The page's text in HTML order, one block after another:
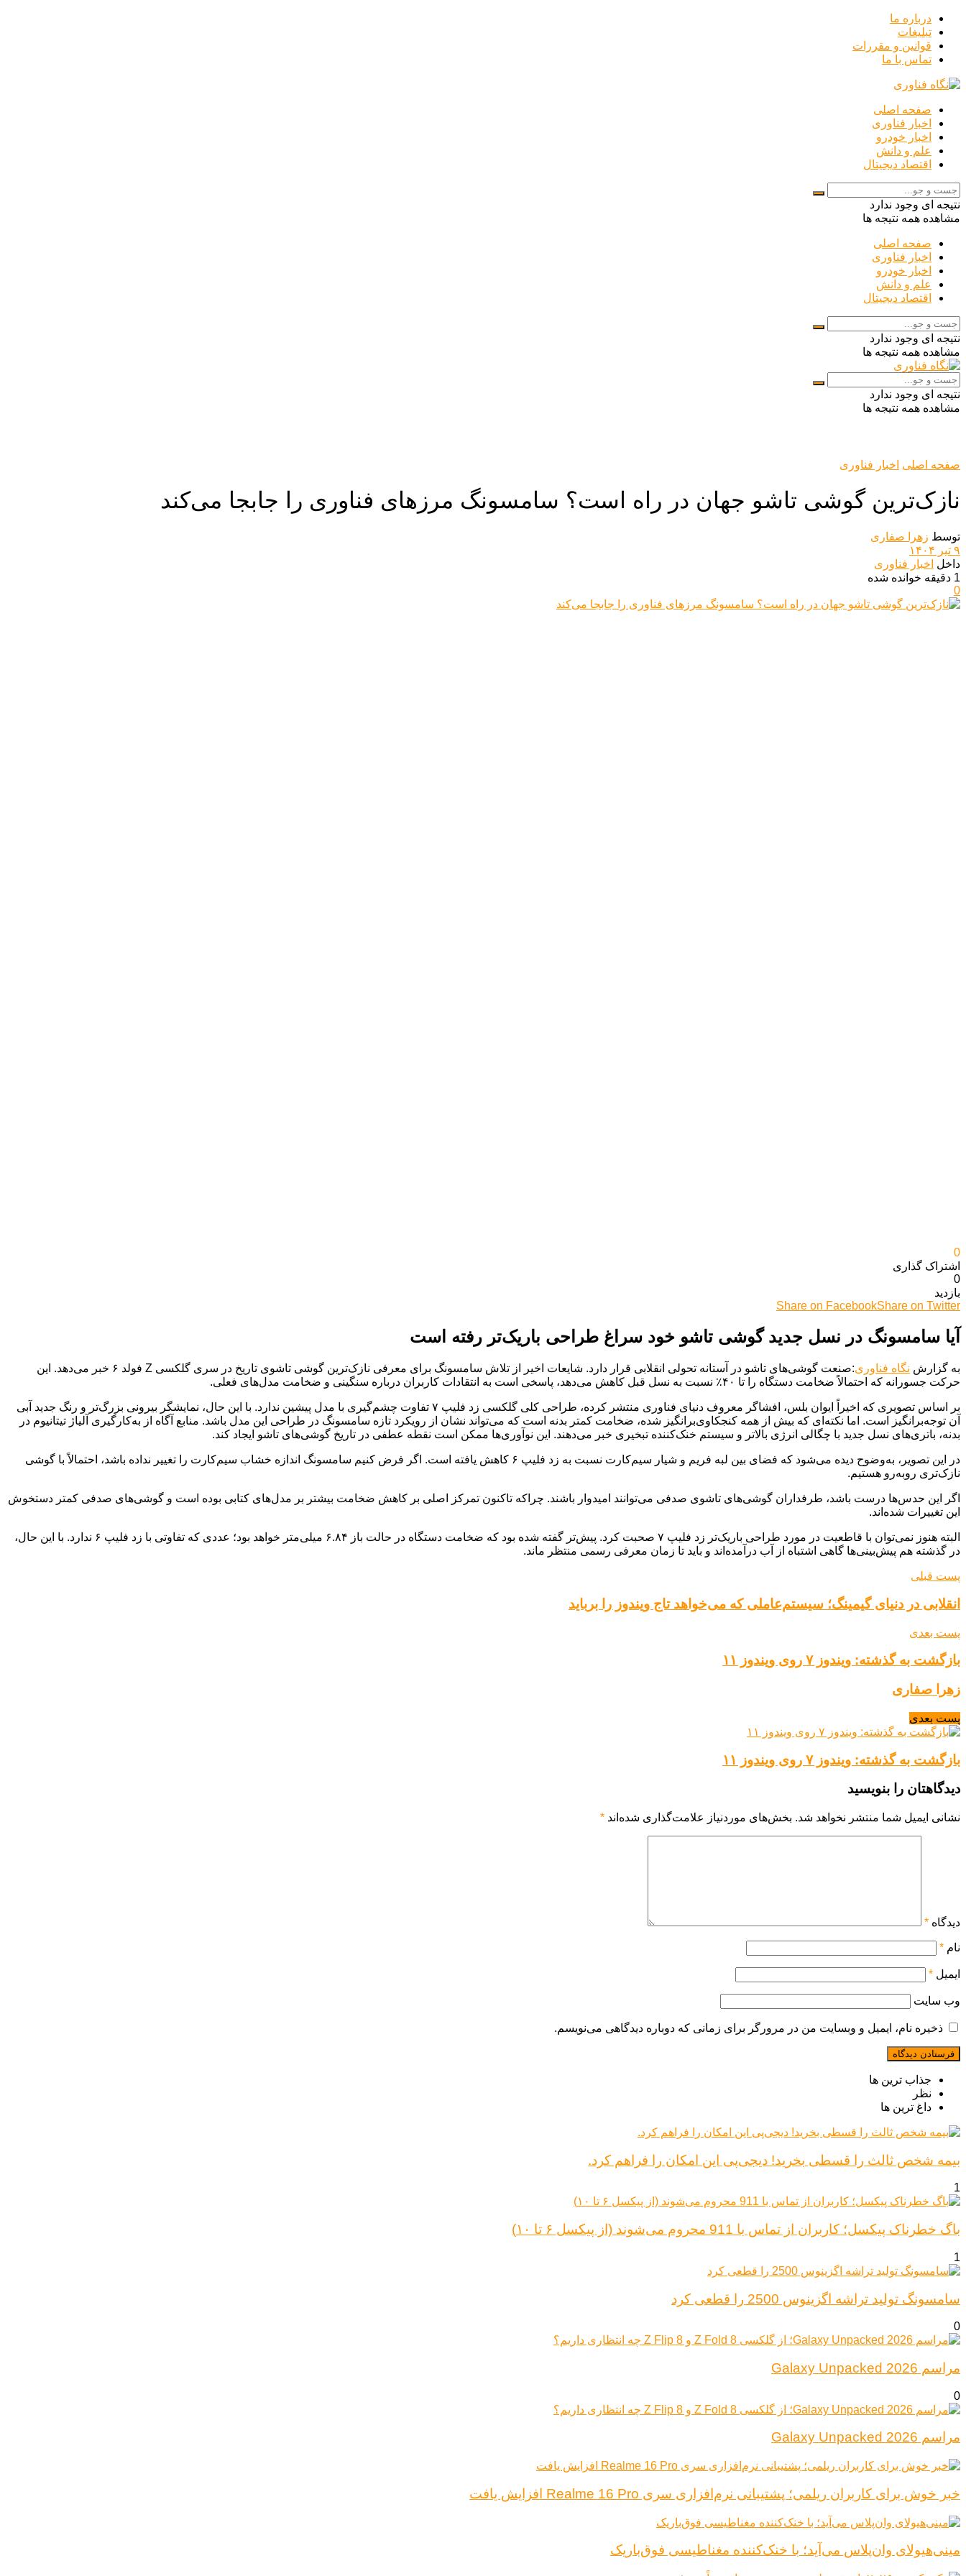
درباره ما
تبلیغات
قوانین و مقررات
تماس با ما
صفحه اصلی
اخبار فناوری
اخبار خودرو
علم و دانش
اقتصاد دیجیتال
نتیجه ای وجود ندارد
مشاهده همه نتیجه ها
صفحه اصلی
اخبار فناوری
اخبار خودرو
علم و دانش
اقتصاد دیجیتال
نتیجه ای وجود ندارد
مشاهده همه نتیجه ها
نتیجه ای وجود ندارد
مشاهده همه نتیجه ها
صفحه اصلی اخبار فناوری
نازک‌ترین گوشی تاشو جهان در راه است؟ سامسونگ مرزهای فناوری را جابجا می‌کند
توسط زهرا صفاری
۹ تیر ۱۴۰۴
داخل اخبار فناوری
1 دقیقه خوانده شده
0
0
اشتراک گذاری‌
0
بازدید
Share on FacebookShare on Twitter
آیا سامسونگ در نسل جدید گوشی تاشو خود سراغ طراحی باریک‌تر رفته است
به گزارش نگاه فناوری
:صنعت گوشی‌های تاشو در آستانه تحولی انقلابی قرار دارد. شایعات اخیر از تلاش سامسونگ برای معرفی نازک‌ترین گوشی تاشوی تاریخ در سری گلکسی Z فولد ۶ خبر می‌دهد. این
حرکت جسورانه که احتمالاً ضخامت دستگاه را تا ۴۰٪ نسبت به نسل قبل کاهش می‌دهد، پاسخی است به انتقادات کاربران درباره سنگینی و ضخامت مدل‌های فعلی.
بر اساس تصویری که اخیراً ایوان بلس، افشاگر معروف دنیای فناوری منتشر کرده، طراحی کلی گلکسی زد فلیپ ۷ تفاوت چشم‌گیری با مدل پیشین ندارد. با این حال، نمایشگر بیرونی بزرگ‌تر و رنگ جدید آبی
آن توجه‌برانگیز است. اما نکته‌ای که بیش از همه کنجکاوی‌برانگیز شده، ضخامت کمتر بدنه است که می‌تواند نشان از رویکرد تازه سامسونگ در طراحی این مدل باشد. منابع آگاه از به‌کارگیری آلیاژ تیتانیوم در
بدنه، باتری‌های نسل جدید با چگالی انرژی بالاتر و سیستم خنک‌کننده تبخیری خبر می‌دهند. این نوآوری‌ها ممکن است نقطه عطفی در تاریخ گوشی‌های تاشو ایجاد کند.
در این تصویر، به‌وضوح دیده می‌شود که فضای بین لبه فریم و شیار سیم‌کارت نسبت به زد فلیپ ۶ کاهش یافته است. اگر فرض کنیم سامسونگ اندازه خشاب سیم‌کارت را تغییر نداده باشد، احتمالاً با گوشی
نازک‌تری روبه‌رو هستیم.
اگر این حدس‌ها درست باشد، طرفداران گوشی‌های تاشوی صدفی می‌توانند امیدوار باشند. چراکه تاکنون تمرکز اصلی بر کاهش ضخامت بیشتر بر مدل‌های کتابی بوده است و گوشی‌های صدفی کمتر دستخوش
این تغییرات شده‌اند.
البته هنوز نمی‌توان با قاطعیت در مورد طراحی باریک‌تر زد فلیپ ۷ صحبت کرد. پیش‌تر گفته شده بود که ضخامت دستگاه در حالت باز ۶.۸۴ میلی‌متر خواهد بود؛ عددی که تفاوتی با زد فلیپ ۶ ندارد. با این حال،
در گذشته هم پیش‌بینی‌ها گاهی اشتباه از آب درآمده‌اند و باید تا زمان معرفی رسمی منتظر ماند.
پست قبلی
انقلابی در دنیای گیمینگ؛ سیستم‌عاملی که می‌خواهد تاج ویندوز را برباید
پست بعدی
بازگشت به گذشته: ویندوز ۷ روی ویندوز ۱۱
زهرا صفاری
پست بعدی
بازگشت به گذشته: ویندوز ۷ روی ویندوز ۱۱
دیدگاهتان را بنویسید
نشانی ایمیل شما منتشر نخواهد شد. بخش‌های موردنیاز علامت‌گذاری شده‌اند *
دیدگاه *
نام *
ایمیل *
وب‌ سایت
ذخیره نام، ایمیل و وبسایت من در مرورگر برای زمانی که دوباره دیدگاهی می‌نویسم.
جذاب ترین ها
نظر
داغ ترین ها
بیمه شخص ثالث را قسطی بخرید! دیجی‌پی این امکان را فراهم کرد.
1
باگ خطرناک پیکسل؛ کاربران از تماس با 911 محروم می‌شوند (از پیکسل ۶ تا ۱۰)
1
سامسونگ تولید تراشه اگزینوس 2500 را قطعی کرد
0
مراسم Galaxy Unpacked 2026
0
مراسم Galaxy Unpacked 2026
خبر خوش برای کاربران ریلمی؛ پشتیبانی نرم‌افزاری سری Realme 16 Pro افزایش یافت
مینی‌هیولای وان‌پلاس می‌آید؛ با خنک‌کننده مغناطیسی فوق‌باریک